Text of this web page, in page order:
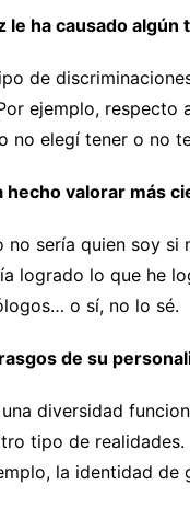
le ha causado
de
ejemplo,
no elegí tener o no
hecho valorar más
no sería quien soy
logrado lo que he
o sí, no lo sé.
de su
una diversidad
tipo de
la identidad de